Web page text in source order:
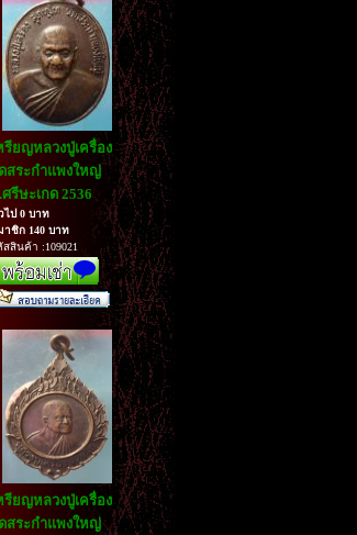
รียญหลวงปู่เครื่อง
สระกำแพงใหญ่
รีษะเกด 2536
ไป 0 บาท
าชิก 140 บาท
สสินค้า :109021
รียญหลวงปู่เครื่อง
สระกำแพงใหญ่